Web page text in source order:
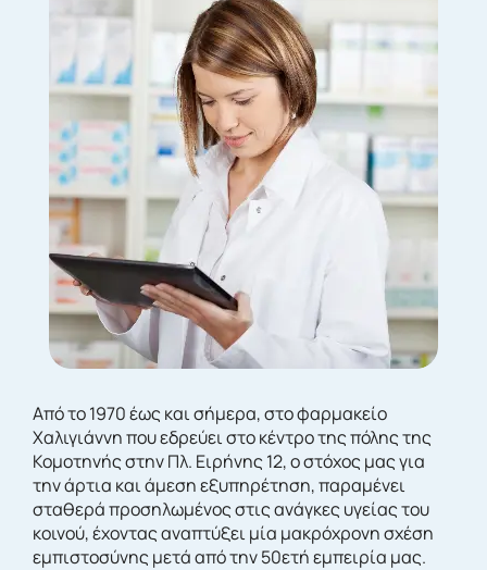
Από το 1970 έως και σήμερα, στο φαρμακείο
Χαλιγιάννη που εδρεύει στο κέντρο της πόλης της
Κομοτηνής στην Πλ. Ειρήνης 12, ο στόχος μας για
την άρτια και άμεση εξυπηρέτηση, παραμένει
σταθερά προσηλωμένος στις ανάγκες υγείας του
κοινού, έχοντας αναπτύξει μία μακρόχρονη σχέση
εμπιστοσύνης μετά από την 50ετή εμπειρία μας.